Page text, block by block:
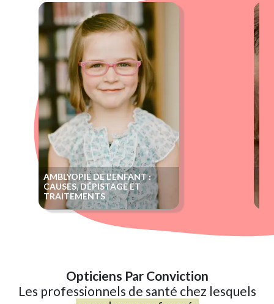
AMBLYOPIE DE L'ENFANT :
CAUSES, DÉPISTAGE ET
TRAITEMENTS
Opticiens Par Conviction
Les professionnels de santé chez lesquels